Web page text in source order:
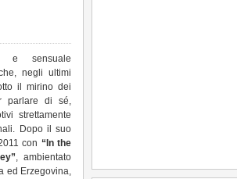
e sensuale
negli ultimi
il mirino dei
parlare di sé,
strettamente
Dopo il suo
con “In the
, ambientato
ed Erzegovina,